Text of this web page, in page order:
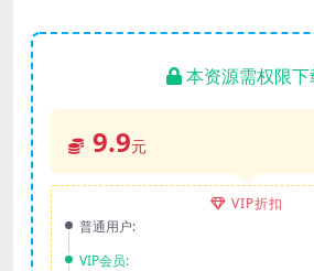
本资源需权限下
9.9元
VIP折扣
普通用户:
VIP会员: